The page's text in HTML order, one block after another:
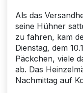
Als das
seine Hühner
zu fahren, kam
Dienstag, dem
Päckchen, viele
ab. Das
Nachmittag auf